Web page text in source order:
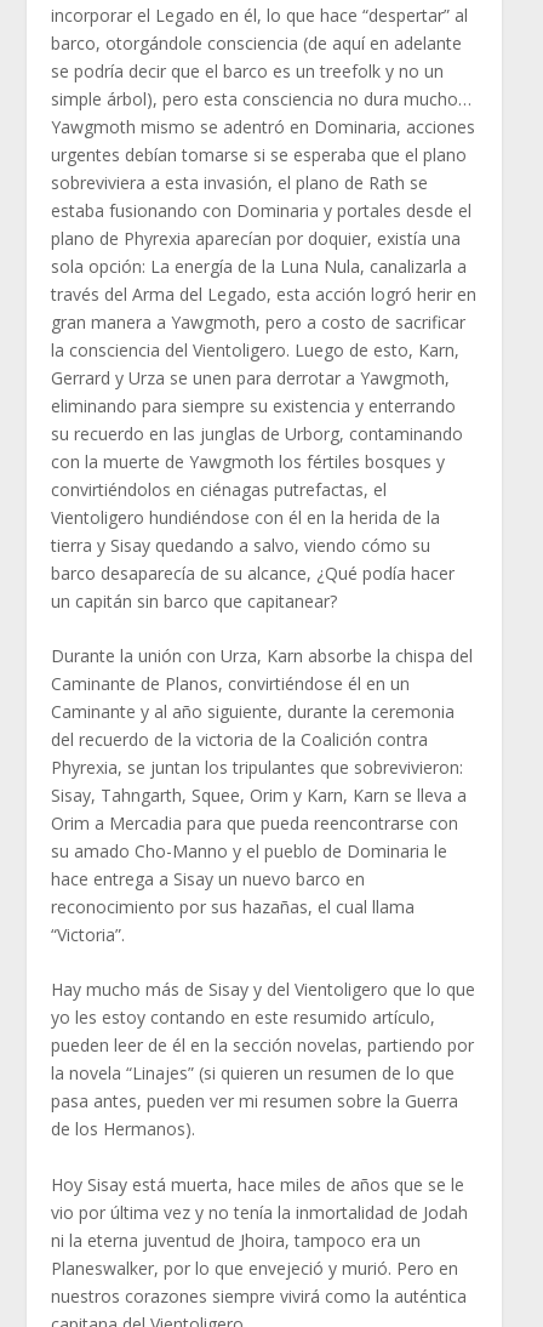
incorporar el Legado en él, lo que hace “despertar” al
barco, otorgándole consciencia (de aquí en adelante
se podría decir que el barco es un treefolk y no un
simple árbol), pero esta consciencia no dura mucho…
Yawgmoth mismo se adentró en Dominaria, acciones
urgentes debían tomarse si se esperaba que el plano
sobreviviera a esta invasión, el plano de Rath se
estaba fusionando con Dominaria y portales desde el
plano de Phyrexia aparecían por doquier, existía una
sola opción: La energía de la Luna Nula, canalizarla a
través del Arma del Legado, esta acción logró herir en
gran manera a Yawgmoth, pero a costo de sacrificar
la consciencia del Vientoligero. Luego de esto, Karn,
Gerrard y Urza se unen para derrotar a Yawgmoth,
eliminando para siempre su existencia y enterrando
su recuerdo en las junglas de Urborg, contaminando
con la muerte de Yawgmoth los fértiles bosques y
convirtiéndolos en ciénagas putrefactas, el
Vientoligero hundiéndose con él en la herida de la
tierra y Sisay quedando a salvo, viendo cómo su
barco desaparecía de su alcance, ¿Qué podía hacer
un capitán sin barco que capitanear?
Durante la unión con Urza, Karn absorbe la chispa del
Caminante de Planos, convirtiéndose él en un
Caminante y al año siguiente, durante la ceremonia
del recuerdo de la victoria de la Coalición contra
Phyrexia, se juntan los tripulantes que sobrevivieron:
Sisay, Tahngarth, Squee, Orim y Karn, Karn se lleva a
Orim a Mercadia para que pueda reencontrarse con
su amado Cho-Manno y el pueblo de Dominaria le
hace entrega a Sisay un nuevo barco en
reconocimiento por sus hazañas, el cual llama
“Victoria”.
Hay mucho más de Sisay y del Vientoligero que lo que
yo les estoy contando en este resumido artículo,
pueden leer de él en la sección novelas, partiendo por
la novela “Linajes” (si quieren un resumen de lo que
pasa antes, pueden ver mi resumen sobre la Guerra
de los Hermanos).
Hoy Sisay está muerta, hace miles de años que se le
vio por última vez y no tenía la inmortalidad de Jodah
ni la eterna juventud de Jhoira, tampoco era un
Planeswalker, por lo que envejeció y murió. Pero en
nuestros corazones siempre vivirá como la auténtica